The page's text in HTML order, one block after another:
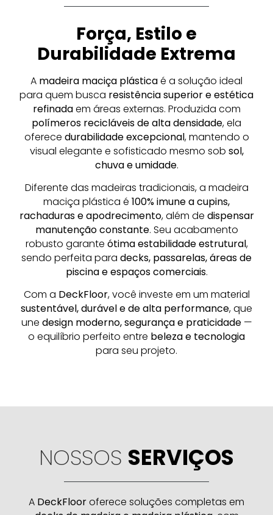
Força, Estilo e
Durabilidade Extrema
A madeira maciça plásticaé a solução ideal
para quem busca resistência superior e estética
refinadaem áreas externas. Produzida com
polímeros recicláveis de alta densidade, ela
oferece durabilidade excepcional, mantendo o
visual elegante e sofisticado mesmo sob sol,
chuva e umidade.
Diferente das madeiras tradicionais, a madeira
maciça plástica é 100% imune a cupins,
rachaduras e apodrecimento, além de dispensar
manutenção constante. Seu acabamento
robusto garante ótima estabilidade estrutural,
sendo perfeita para decks, passarelas, áreas de
piscina e espaços comerciais.
Com a DeckFloor, você investe em um material
sustentável, durável e de alta performance, que
une design moderno, segurança e praticidade—
o equilíbrio perfeito entre beleza e tecnologia
para seu projeto.
NOSSOS SERVIÇOS
A DeckFlooroferece soluções completas em